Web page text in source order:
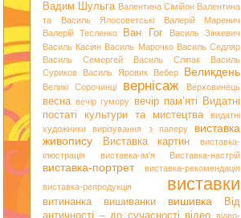
Вадим Шульга Валентина Сімійон Валентина
та Василь Ялосоветські
Валерій Маренич
Валерій Тесленко
Ван Гог
Василь Зінкевич
Василь Касіян Василь Марочко Василь Седляр
Василь Семергей
Василь Сліпак
Василь
Суриков
Василь Яровик Вебер Великдень
Великі Сорочинці вернісаж Верховинець
весна вечір гумору вечір пам’яті
Видатні
постаті культури та мистецтва
видатні
художники
вирізування з паперу
виставка
живопису
Виставка картин
виставка-
ілюстрація
виставка-ім'я Виставка-настрій
виставка-портрет
виставка-рекомендація
виставка-репродукція
виставки
витинанка вишиванки вишивка
Від
античності – до сучасності відео відео-